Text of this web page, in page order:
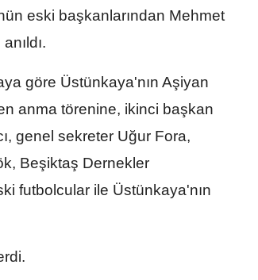
eski başkanlarından Mehmet
göre Üstünkaya'nın Aşiyan
anma törenine, ikinci başkan
genel sekreter Uğur Fora,
Beşiktaş Dernekler
futbolcular ile Üstünkaya'nın